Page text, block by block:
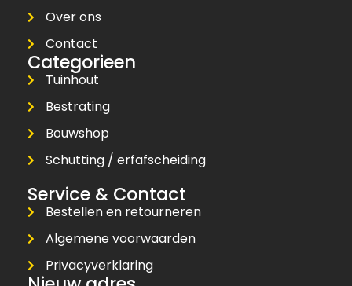
Over ons
Contact
Categorieen
Tuinhout
Bestrating
Bouwshop
Schutting / erfafscheiding
Service & Contact
Bestellen en retourneren
Algemene voorwaarden
Privacyverklaring